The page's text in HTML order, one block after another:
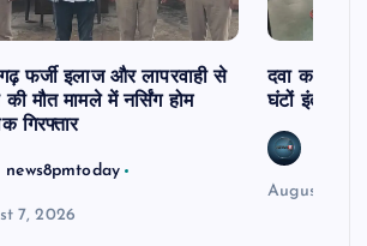
फर्जी इलाज और लापरवाही से
की मौत मामले में नर्सिंग होम
गिरफ्तार
news8pmtoday
7, 2026
दवा कक्ष में
घंटों इंतजार
August 6,